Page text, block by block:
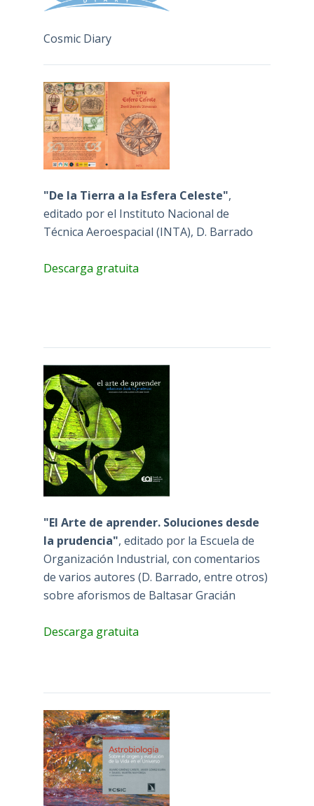
Cosmic Diary
"De la Tierra a la Esfera Celeste",
editado por el Instituto Nacional de
Técnica Aeroespacial (INTA), D. Barrado
Descarga gratuita
"El Arte de aprender. Soluciones desde
la prudencia", editado por la Escuela de
Organización Industrial, con comentarios
de varios autores (D. Barrado, entre otros)
sobre aforismos de Baltasar Gracián
Descarga gratuita